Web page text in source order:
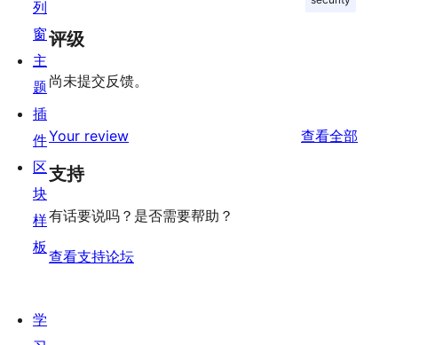
评级
尚未提交反馈。
Your review 查看全部
支持
有话要说吗？是否需要帮助？
查看支持论坛
列
窗
主
题
插
件
区
块
样
板
学